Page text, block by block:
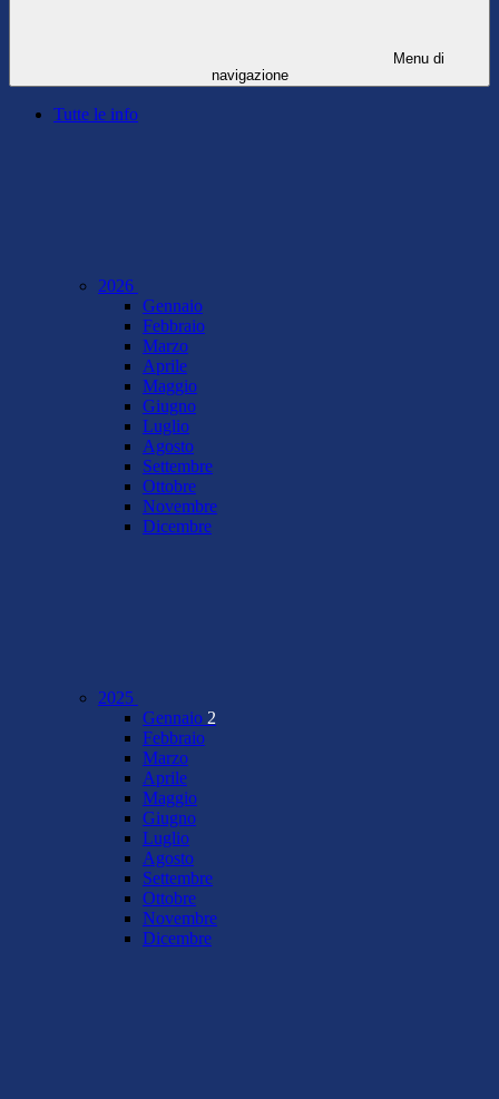
Menu di
navigazione
Tutte le info
2026
Gennaio
Febbraio
Marzo
Aprile
Maggio
Giugno
Luglio
Agosto
Settembre
Ottobre
Novembre
Dicembre
2025
Gennaio 2
Febbraio
Marzo
Aprile
Maggio
Giugno
Luglio
Agosto
Settembre
Ottobre
Novembre
Dicembre